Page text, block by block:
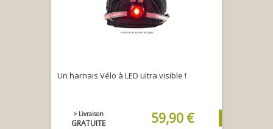
Un harnais Vélo à LED ultra visible !
> Livraison
GRATUITE 59,90 €